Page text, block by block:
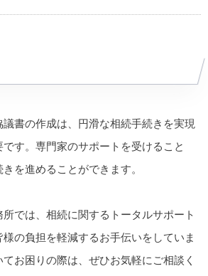
書の作成は、円滑な相続手続きを実現
す。専門家のサポートを受けること
を進めることができます。
では、相続に関するトータルサポート
の負担を軽減するお手伝いをしていま
お困りの際は、ぜひお気軽にご相談く